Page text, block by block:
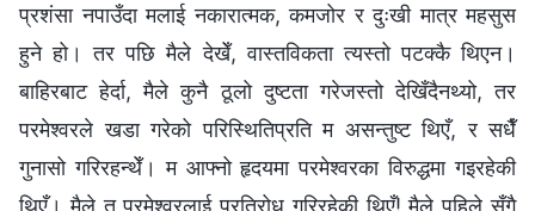
प्रशंसा नपाउँदा मलाई नकारात्मक, कमजोर र दुःखी मात्र महसुस
हुने हो। तर पछि मैले देखेँ, वास्तविकता त्यस्तो पटक्कै थिएन।
बाहिरबाट हेर्दा, मैले कुनै ठूलो दुष्टता गरेजस्तो देखिँदैनथ्यो, तर
परमेश्‍वरले खडा गरेको परिस्थितिप्रति म असन्तुष्ट थिएँ, र सधैँ
गुनासो गरिरहन्थेँ। म आफ्नो हृदयमा परमेश्‍वरका विरुद्धमा गइरहेकी
थिएँ। मैले त परमेश्‍वरलाई प्रतिरोध गरिरहेकी थिएँ! मैले पहिले सँगै